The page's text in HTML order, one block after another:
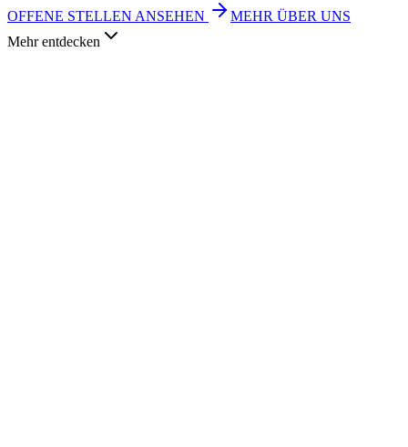
OFFENE STELLEN ANSEHEN
MEHR ÜBER UNS
Mehr entdecken